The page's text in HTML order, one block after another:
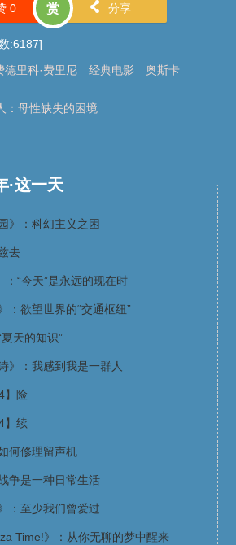
0 赏 󰄯 分享
:6187]
德里科·费里尼 经典电影 奥斯卡
：母性缺失的困境
·这一天
》：科幻主义之困
去
：“今天”是永远的现在时
：欲望世界的“交通枢纽”
天的知识”
》：我感到我是一群人
】险
】续
何修理留声机
争是一种日常生活
：至少我们曾爱过
Time!》：从你无聊的梦中醒来